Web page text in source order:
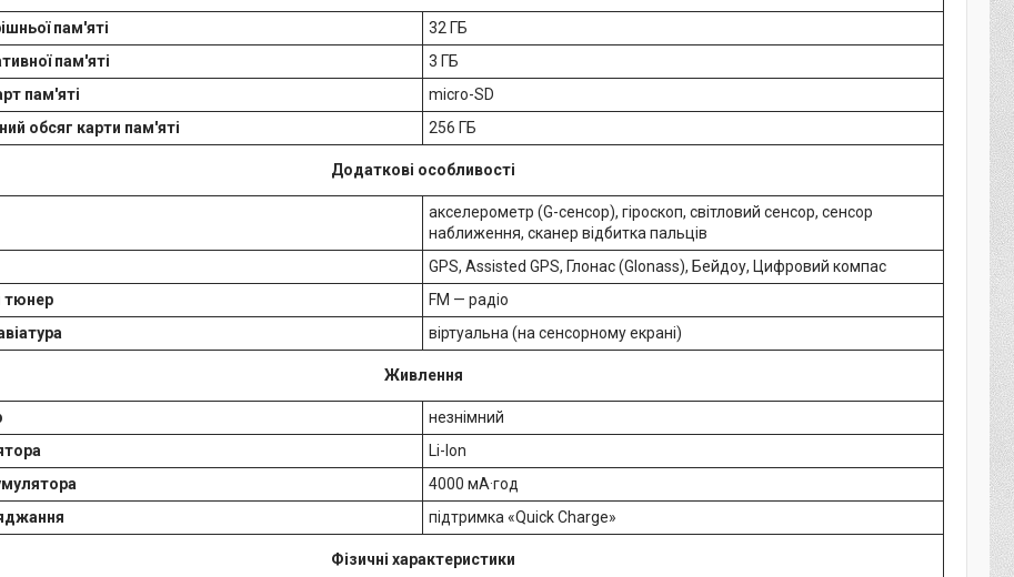
пам'яті
32 ГБ
пам'яті
3 ГБ
пам'яті
micro-SD
обсяг карти пам'яті
256 ГБ
Додаткові особливості
акселерометр (G-сенсор), гіроскоп, світловий сенсор, сенсор
наближення, сканер відбитка пальців
GPS, Assisted GPS, Глонас (Glonass), Бейдоу, Цифровий компас
тюнер
FM — радіо
віртуальна (на сенсорному екрані)
Живлення
незнімний
Li-Ion
4000 мА·год
підтримка «Quick Charge»
Фізичні характеристики